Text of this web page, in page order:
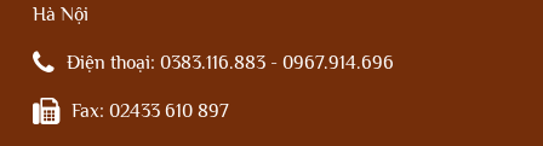
Hà Nội
Điện thoại: 0383.116.883 - 0967.914.696
Fax: 02433 610 897